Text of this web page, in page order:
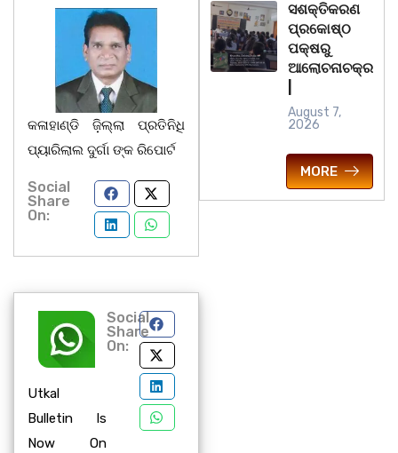
କଳାହାଣ୍ଡି ଜ଼ିଲ୍ଲା ପ୍ରତିନିଧି
ପ୍ୟାରିଲାଲ ଦୁର୍ଗା ଙ୍କ ରିପୋର୍ଟ
Social
Share
On:
Utkal
Bulletin Is
Now On
Social
Share
On:
ସଶକ୍ତିକରଣ
ପ୍ରକୋଷ୍ଠ
ପକ୍ଷରୁ
ଆଲୋଚନାଚକ୍ର
August 7,
2026
MORE